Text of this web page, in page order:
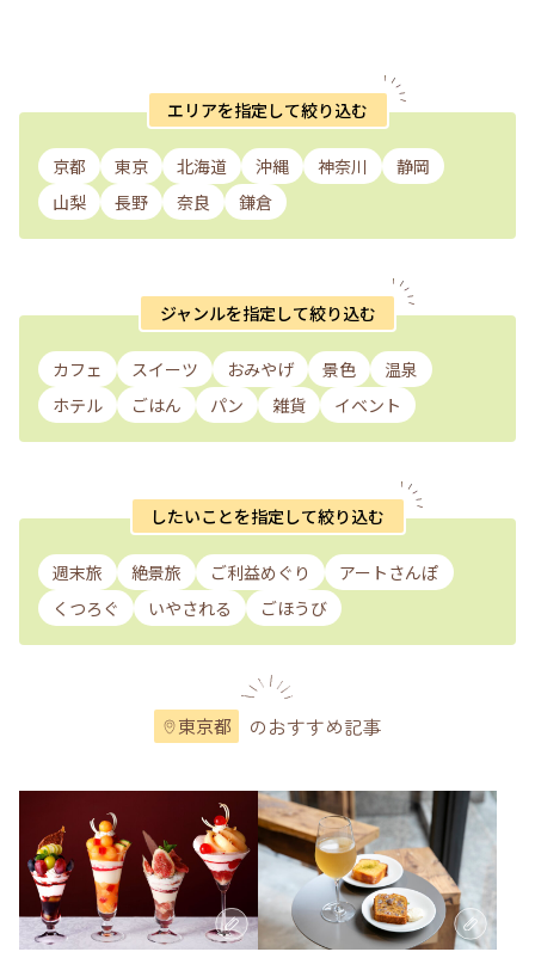
エリアを指定して絞り込む
京都 東京 北海道 沖縄 神奈川
静岡
山梨
長野 奈良 鎌倉
ジャンルを指定して絞り込む
カフェ スイーツ おみやげ 景色
温泉
ホテル
ごはん パン 雑貨 イベント
したいことを指定して絞り込む
週末旅 絶景旅 ご利益めぐり
アートさんぽ
くつろぐ
いやされる ごほうび
東京都 のおすすめ記事